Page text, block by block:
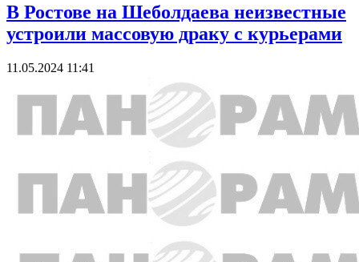
В Ростове на Шеболдаева неизвестные
устроили массовую драку с курьерами
11.05.2024 11:41